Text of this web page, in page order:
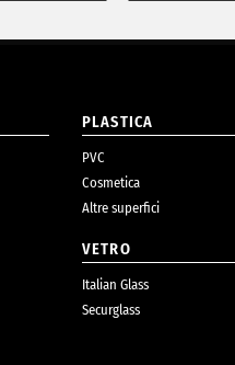
PLASTICA
PVC
Cosmetica
Altre superfici
VETRO
Italian Glass
Securglass